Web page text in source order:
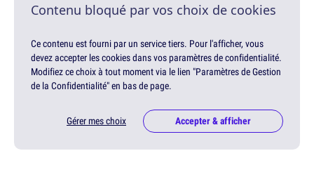
Contenu bloqué par vos choix de cookies
Ce contenu est fourni par un service tiers. Pour l'afficher, vous
devez accepter les cookies dans vos paramètres de confidentialité.
Modifiez ce choix à tout moment via le lien "Paramètres de Gestion
de la Confidentialité" en bas de page.
Gérer mes choix Accepter & afficher